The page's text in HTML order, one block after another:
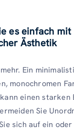
es einfach mit
Ästhetik
Ein
monochromen
einen starken
Sie
sich auf ein oder